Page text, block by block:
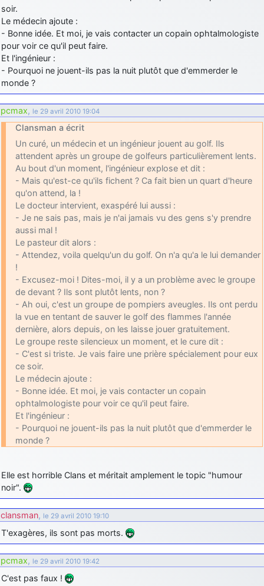
soir.
Le médecin ajoute :
- Bonne idée. Et moi, je vais contacter un copain ophtalmologiste
pour voir ce qu'il peut faire.
Et l'ingénieur :
- Pourquoi ne jouent-ils pas la nuit plutôt que d'emmerder le
monde ?
pcmax, le 29 avril 2010 19:04
Clansman a écrit
Un curé, un médecin et un ingénieur jouent au golf. Ils
attendent après un groupe de golfeurs particulièrement lents.
Au bout d'un moment, l'ingénieur explose et dit :
- Mais qu'est-ce qu'ils fichent ? Ca fait bien un quart d'heure
qu'on attend, la !
Le docteur intervient, exaspéré lui aussi :
- Je ne sais pas, mais je n'ai jamais vu des gens s'y prendre
aussi mal !
Le pasteur dit alors :
- Attendez, voila quelqu'un du golf. On n'a qu'a le lui demander
!
- Excusez-moi ! Dites-moi, il y a un problème avec le groupe
de devant ? Ils sont plutôt lents, non ?
- Ah oui, c'est un groupe de pompiers aveugles. Ils ont perdu
la vue en tentant de sauver le golf des flammes l'année
dernière, alors depuis, on les laisse jouer gratuitement.
Le groupe reste silencieux un moment, et le cure dit :
- C'est si triste. Je vais faire une prière spécialement pour eux
ce soir.
Le médecin ajoute :
- Bonne idée. Et moi, je vais contacter un copain
ophtalmologiste pour voir ce qu'il peut faire.
Et l'ingénieur :
- Pourquoi ne jouent-ils pas la nuit plutôt que d'emmerder le
monde ?
Elle est horrible Clans et méritait amplement le topic "humour
noir".
clansman, le 29 avril 2010 19:10
T'exagères, ils sont pas morts.
pcmax, le 29 avril 2010 19:42
C'est pas faux !